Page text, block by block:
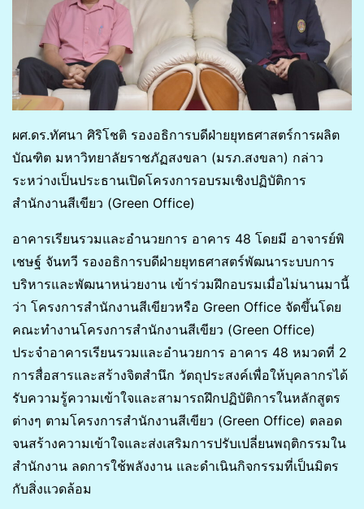
ผศ.ดร.ทัศนา ศิริโชติ รองอธิการบดีฝ่ายยุทธศาสตร์การผลิต
บัณฑิต มหาวิทยาลัยราชภัฏสงขลา (มรภ.สงขลา) กล่าว
ระหว่างเป็นประธานเปิดโครงการอบรมเชิงปฏิบัติการ
สำนักงานสีเขียว (Green Office)
อาคารเรียนรวมและอำนวยการ อาคาร 48 โดยมี อาจารย์พิ
เชษฐ์ จันทวี รองอธิการบดีฝ่ายยุทธศาสตร์พัฒนาระบบการ
บริหารและพัฒนาหน่วยงาน เข้าร่วมฝึกอบรมเมื่อไม่นานมานี้
ว่า โครงการสำนักงานสีเขียวหรือ Green Office จัดขึ้นโดย
คณะทำงานโครงการสำนักงานสีเขียว (Green Office)
ประจำอาคารเรียนรวมและอำนวยการ อาคาร 48 หมวดที่ 2
การสื่อสารและสร้างจิตสำนึก วัตถุประสงค์เพื่อให้บุคลากรได้
รับความรู้ความเข้าใจและสามารถฝึกปฏิบัติการในหลักสูตร
ต่างๆ ตามโครงการสำนักงานสีเขียว (Green Office) ตลอด
จนสร้างความเข้าใจและส่งเสริมการปรับเปลี่ยนพฤติกรรมใน
สำนักงาน ลดการใช้พลังงาน และดำเนินกิจกรรมที่เป็นมิตร
กับสิ่งแวดล้อม